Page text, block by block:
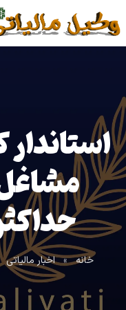
خانه » اخبار مالیاتی